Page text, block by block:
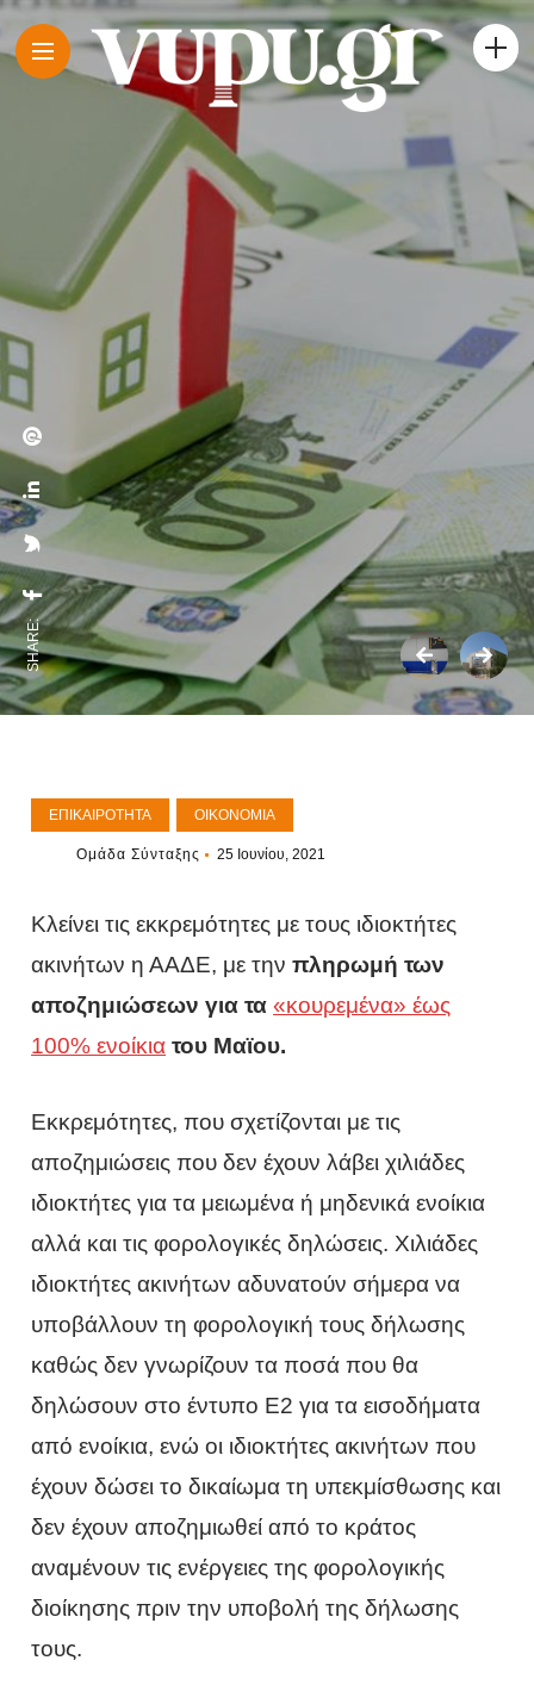
SHARE:
ΕΠΙΚΑΙΡΌΤΗΤΑ ΟΙΚΟΝΟΜΊΑ
Ομάδα Σύνταξης 25 Ιουνίου, 2021
Κλείνει τις εκκρεμότητες με τους ιδιοκτήτες
ακινήτων η ΑΑΔΕ, με τηνπληρωμή των
αποζημιώσεων για τα «κουρεμένα» έως
100% ενοίκια του Μαϊου.
Εκκρεμότητες, που σχετίζονται με τις
αποζημιώσεις που δεν έχουν λάβει χιλιάδες
ιδιοκτήτες για τα μειωμένα ή μηδενικά ενοίκια
αλλά και τις φορολογικές δηλώσεις. Χιλιάδες
ιδιοκτήτες ακινήτων αδυνατούν σήμερα να
υποβάλλουν τη φορολογική τους δήλωσης
καθώς δεν γνωρίζουν τα ποσά που θα
δηλώσουν στο έντυπο Ε2 για τα εισοδήματα
από ενοίκια, ενώ οι ιδιοκτήτες ακινήτων που
έχουν δώσει το δικαίωμα τη υπεκμίσθωσης και
δεν έχουν αποζημιωθεί από το κράτος
αναμένουν τις ενέργειες της φορολογικής
διοίκησης πριν την υποβολή της δήλωσης
τους.